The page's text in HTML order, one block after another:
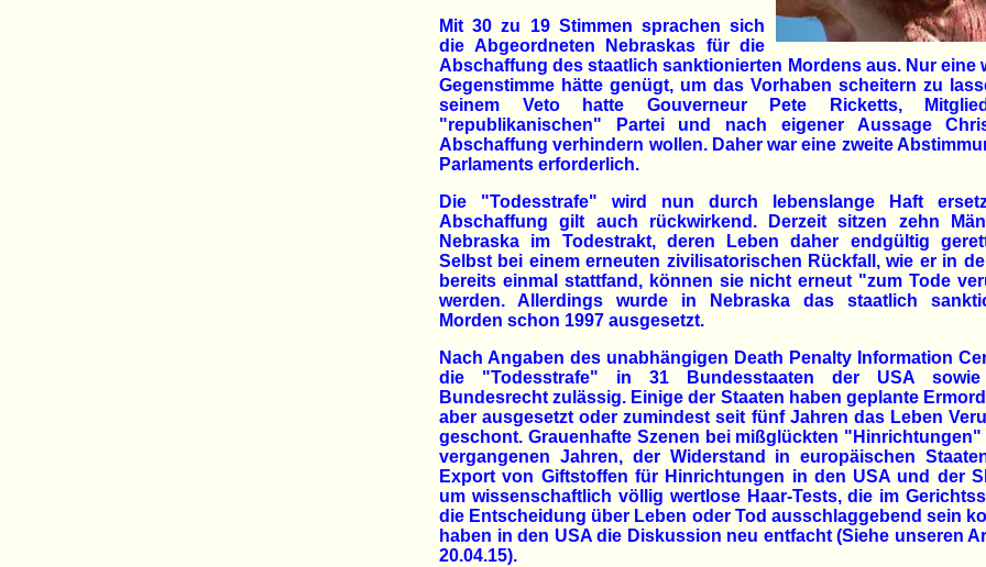
Mit 30 zu 19 Stimmen sprachen sich
die Abgeordneten Nebraskas für die
Abschaffung des staatlich sanktionierten Mordens aus. Nur eine
Gegenstimme hätte genügt, um das Vorhaben scheitern zu
seinem Veto hatte Gouverneur Pete Ricketts,
"republikanischen" Partei und nach eigener Aussage
Abschaffung verhindern wollen. Daher war eine zweite
Parlaments erforderlich.
Die "Todesstrafe" wird nun durch lebenslange Haft
Abschaffung gilt auch rückwirkend. Derzeit sitzen zehn
Nebraska im Todestrakt, deren Leben daher endgültig
Selbst bei einem erneuten zivilisatorischen Rückfall, wie er in
bereits einmal stattfand, können sie nicht erneut "zum Tode
werden. Allerdings wurde in Nebraska das staatlich
Morden schon 1997 ausgesetzt.
Nach Angaben des unabhängigen Death Penalty Information
die "Todesstrafe" in 31 Bundesstaaten der USA
Bundesrecht zulässig. Einige der Staaten haben geplante
aber ausgesetzt oder zumindest seit fünf Jahren das Leben
geschont. Grauenhafte Szenen bei mißglückten
vergangenen Jahren, der Widerstand in europäischen
Export von Giftstoffen für Hinrichtungen in den USA und der
um wissenschaftlich völlig wertlose Haar-Tests, die im
die Entscheidung über Leben oder Tod ausschlaggebend sein
haben in den USA die Diskussion neu entfacht (Siehe unseren
20.04.15).